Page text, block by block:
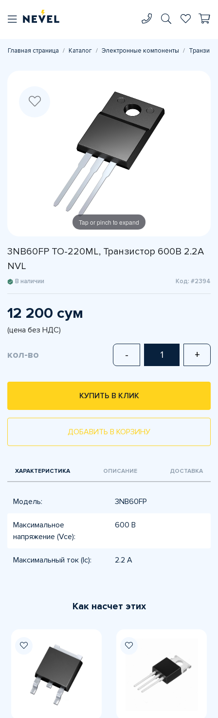
Главная страница Каталог Электронные компоненты
Tap or pinch to expand
3NB60FP TO-220ML, Транзистор 600В 2.2А
NVL
В наличии Код: #2394
12 200 сум
(цена без НДС)
кол-во - +
КУПИТЬ В КЛИК
ДОБАВИТЬ В КОРЗИНУ
ХАРАКТЕРИСТИКА ОПИСАНИЕ ДОСТАВКА
Модель: 3NB60FP
Максимальное
напряжение (Vce):
600 В
Максимальный ток (Ic): 2.2 А
Как насчет этих